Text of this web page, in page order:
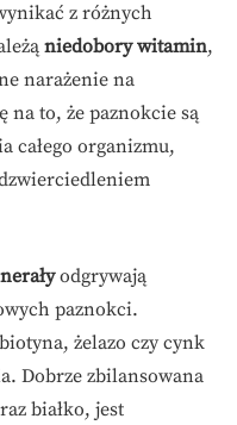
z różnych
niedobory witamin,
narażenie na
na to, że paznokcie są
całego organizmu,
odgrywają
paznokci.
żelazo czy cynk
Dobrze zbilansowana
białko, jest